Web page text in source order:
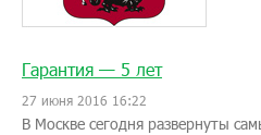
Гарантия — 5 лет
27 июня 2016 16:22
В Москве сегодня развернуты